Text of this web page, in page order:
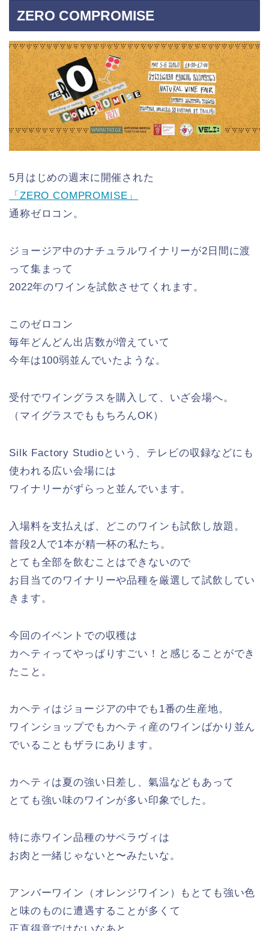
ZERO COMPROMISE
5月はじめの週末に開催された
「ZERO COMPROMISE」
通称ゼロコン。
ジョージア中のナチュラルワイナリーが2日間に渡
って集まって
2022年のワインを試飲させてくれます。
このゼロコン
毎年どんどん出店数が増えていて
今年は100弱並んでいたような。
受付でワイングラスを購入して、いざ会場へ。
（マイグラスでももちろんOK）
Silk Factory Studioという、テレビの収録などにも
使われる広い会場には
ワイナリーがずらっと並んでいます。
入場料を支払えば、どこのワインも試飲し放題。
普段2人で1本が精一杯の私たち。
とても全部を飲むことはできないので
お目当てのワイナリーや品種を厳選して試飲してい
きます。
今回のイベントでの収穫は
カヘティってやっぱりすごい！と感じることができ
たこと。
カヘティはジョージアの中でも1番の生産地。
ワインショップでもカヘティ産のワインばかり並ん
でいることもザラにあります。
カヘティは夏の強い日差し、氣温などもあって
とても強い味のワインが多い印象でした。
特に赤ワイン品種のサペラヴィは
お肉と一緒じゃないと〜みたいな。
アンバーワイン（オレンジワイン）もとても強い色
と味のものに遭遇することが多くて